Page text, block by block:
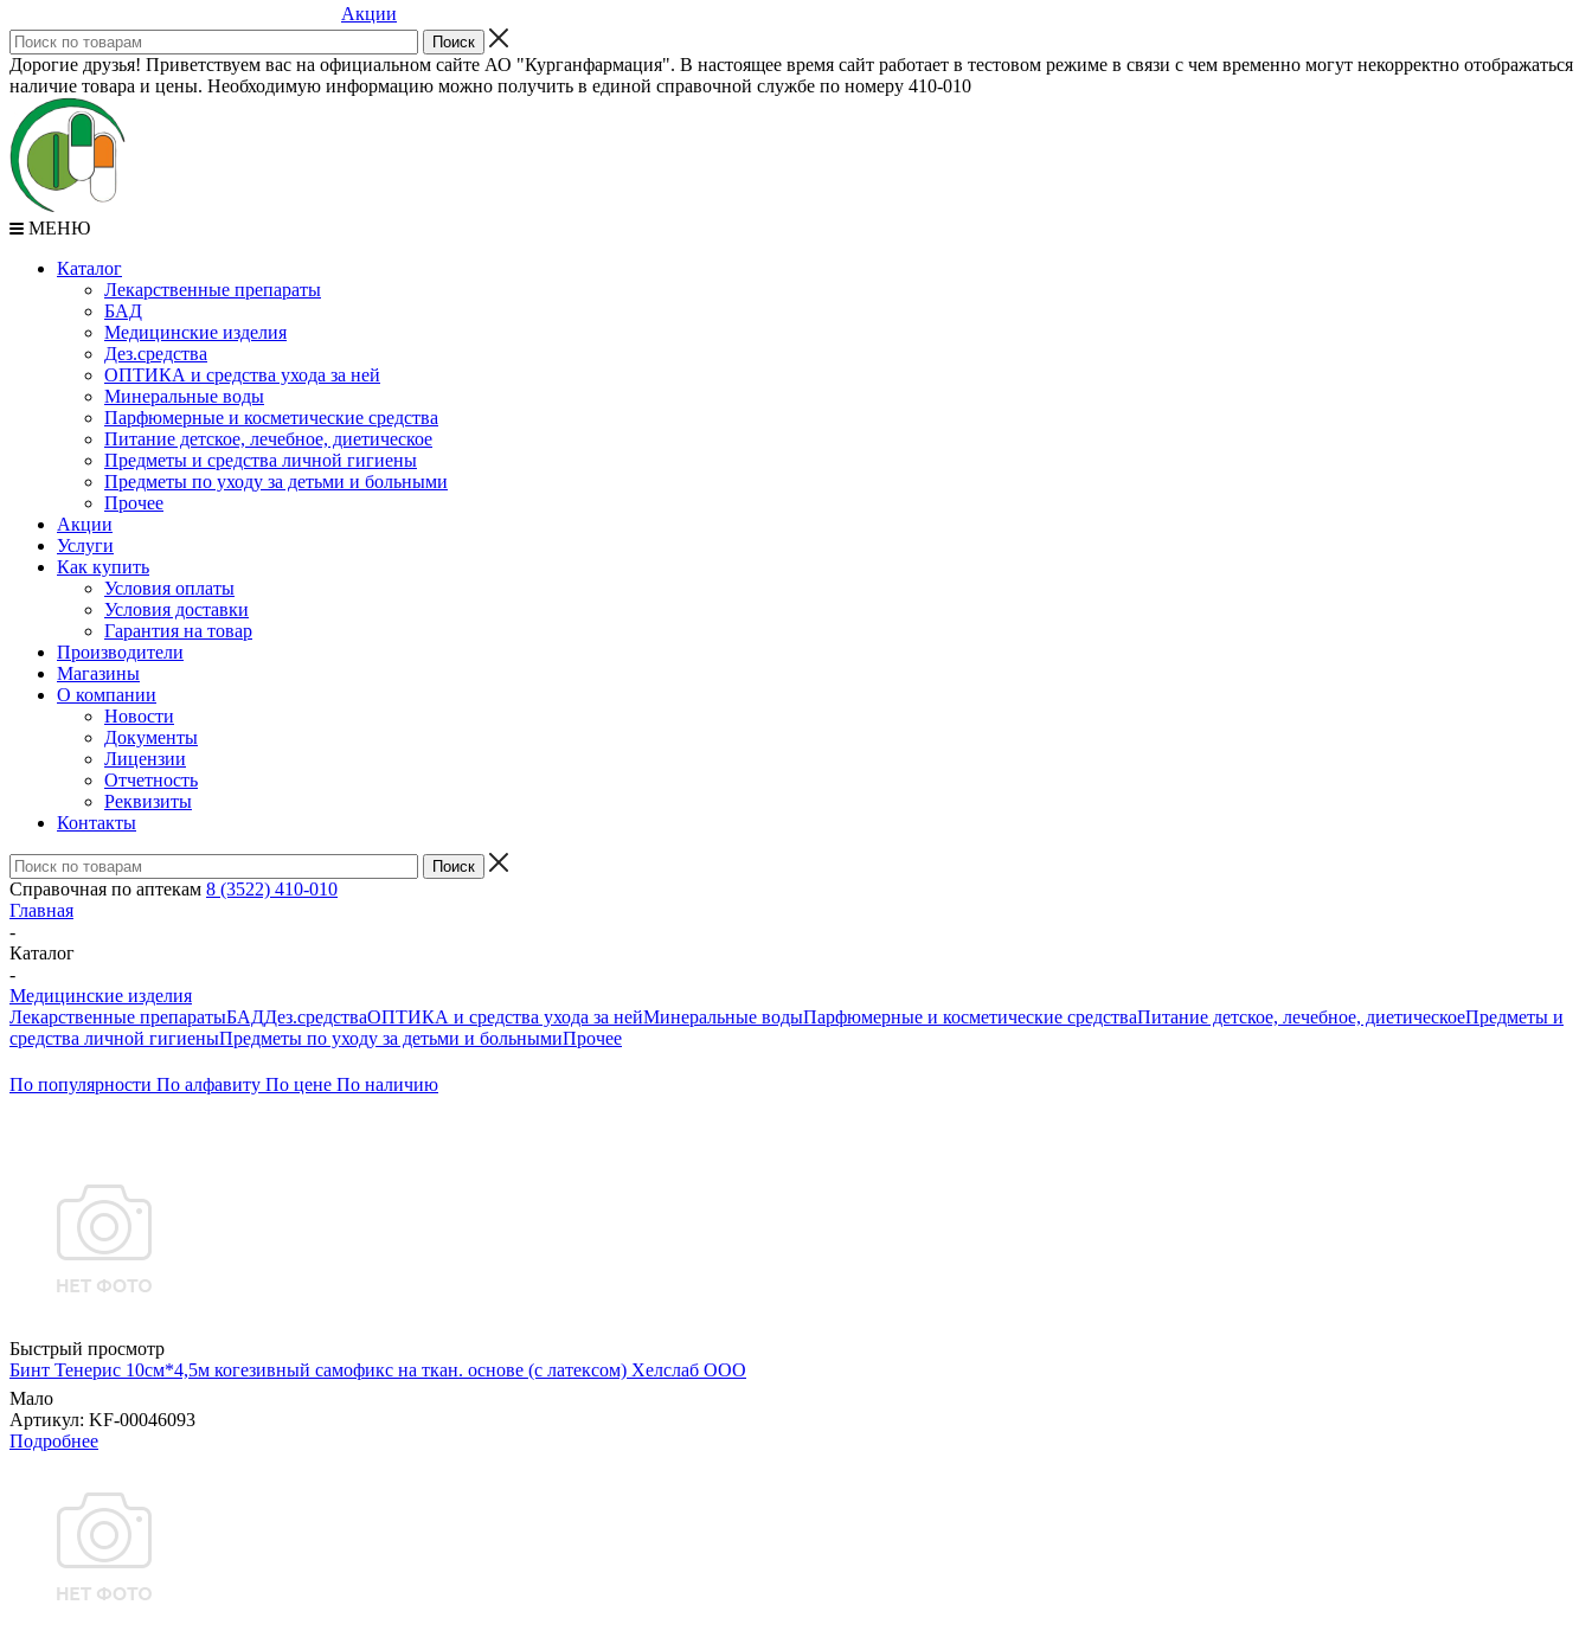
Акции
Дорогие друзья! Приветствуем вас на официальном сайте АО "Курганфармация". В настоящее время сайт работает в тестовом режиме в связи с чем временно могут некорректно отображаться
наличие товара и цены. Необходимую информацию можно получить в единой справочной службе по номеру 410-010
МЕНЮ
Каталог
Лекарственные препараты
БАД
Медицинские изделия
Дез.средства
ОПТИКА и средства ухода за ней
Минеральные воды
Парфюмерные и косметические средства
Питание детское, лечебное, диетическое
Предметы и средства личной гигиены
Предметы по уходу за детьми и больными
Прочее
Акции
Услуги
Как купить
Условия оплаты
Условия доставки
Гарантия на товар
Производители
Магазины
О компании
Новости
Документы
Лицензии
Отчетность
Реквизиты
Контакты
Справочная по аптекам 8 (3522) 410-010
Главная
-
Каталог
-
Медицинские изделия
Лекарственные препаратыБАДДез.средстваОПТИКА и средства ухода за нейМинеральные водыПарфюмерные и косметические средстваПитание детское, лечебное, диетическоеПредметы и
средства личной гигиеныПредметы по уходу за детьми и больнымиПрочее
По популярности По алфавиту По цене По наличию
Быстрый просмотр
Бинт Тенерис 10см*4,5м когезивный самофикс на ткан. основе (с латексом) Хелслаб ООО
Мало
Артикул: KF-00046093
Подробнее